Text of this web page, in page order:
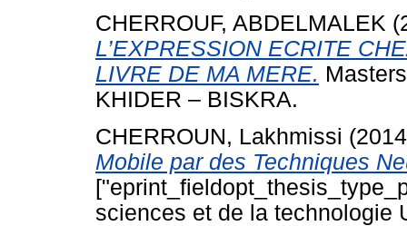
CHERROUF, ABDELMALEK
L’EXPRESSION ECRITE
LIVRE DE MA MERE.
KHIDER – BISKRA.
CHERROUN, Lakhmissi
Mobile par des Techniques
sciences et de la technologie